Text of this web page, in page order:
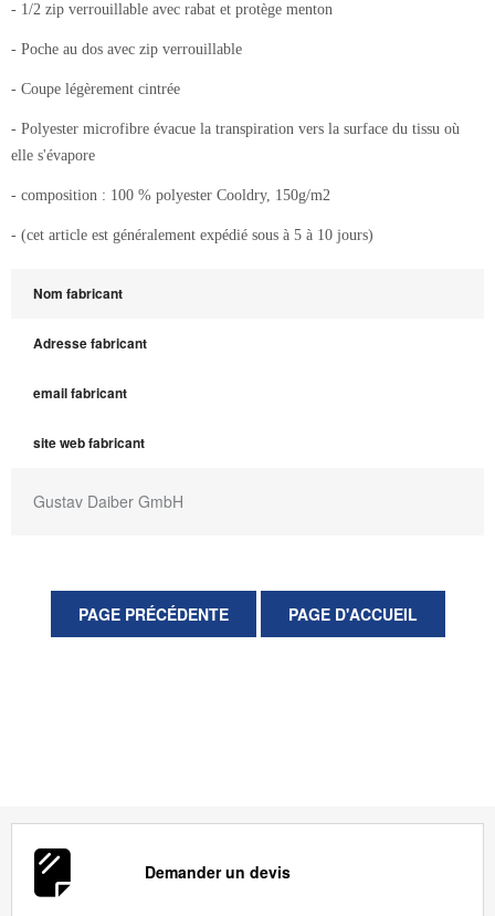
- 1/2 zip verrouillable avec rabat et protège menton
- Poche au dos avec zip verrouillable
- Coupe légèrement cintrée
- Polyester microfibre évacue la transpiration vers la surface du tissu où
elle s'évapore
- composition : 100 % polyester Cooldry, 150g/m2
- (cet article est généralement expédié sous à 5 à 10 jours)
Nom fabricant
Adresse fabricant
email fabricant
site web fabricant
Gustav Daiber GmbH
Demander un devis